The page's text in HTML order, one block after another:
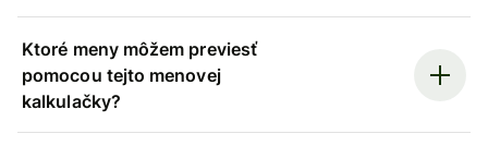
Ktoré meny môžem previesť
pomocou tejto menovej
kalkulačky?